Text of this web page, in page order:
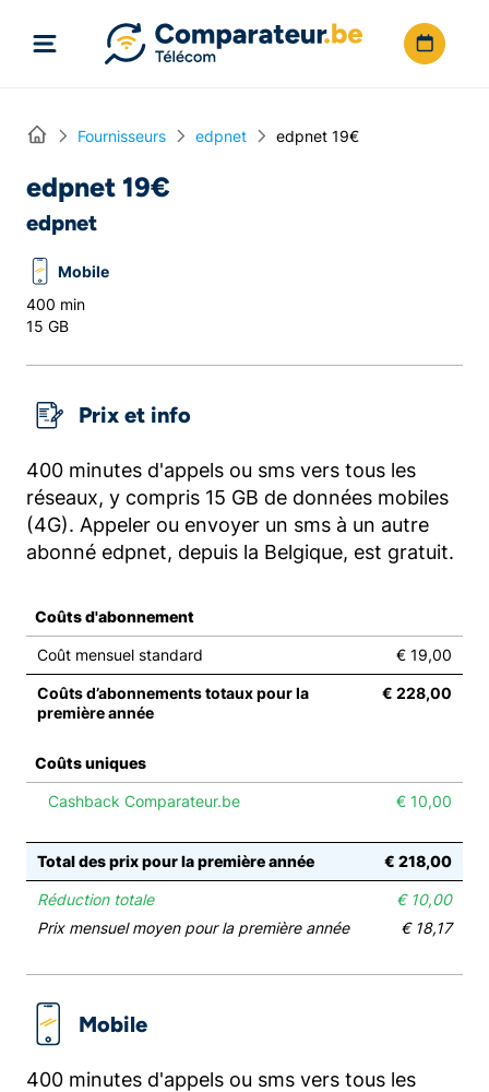
Home Fournisseurs edpnet edpnet 19€
edpnet 19€
edpnet
Mobile
400 min
15 GB
Prix et info
400 minutes d'appels ou sms vers tous les
réseaux, y compris 15 GB de données mobiles
(4G). Appeler ou envoyer un sms à un autre
abonné edpnet, depuis la Belgique, est gratuit.
Coûts d'abonnement
Coût mensuel standard € 19,00
Coûts d’abonnements totaux pour la
première année
€ 228,00
Coûts uniques
Cashback Comparateur.be € 10,00
Total des prix pour la première année € 218,00
Réduction totale
€ 10,00
Prix mensuel moyen pour la première année
€ 18,17
Mobile
400 minutes d'appels ou sms vers tous les